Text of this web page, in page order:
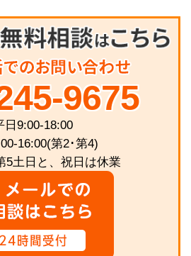
9675
日9:00-18:00
16:00(第2･第4)
5土日と、祝日は休業